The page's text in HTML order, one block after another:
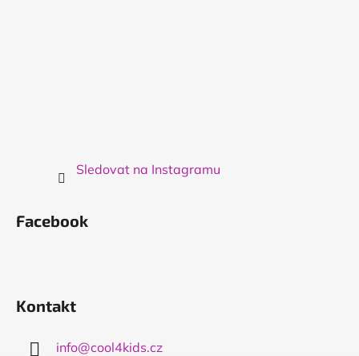
Sledovat na Instagramu
Facebook
Kontakt
info@cool4kids.cz